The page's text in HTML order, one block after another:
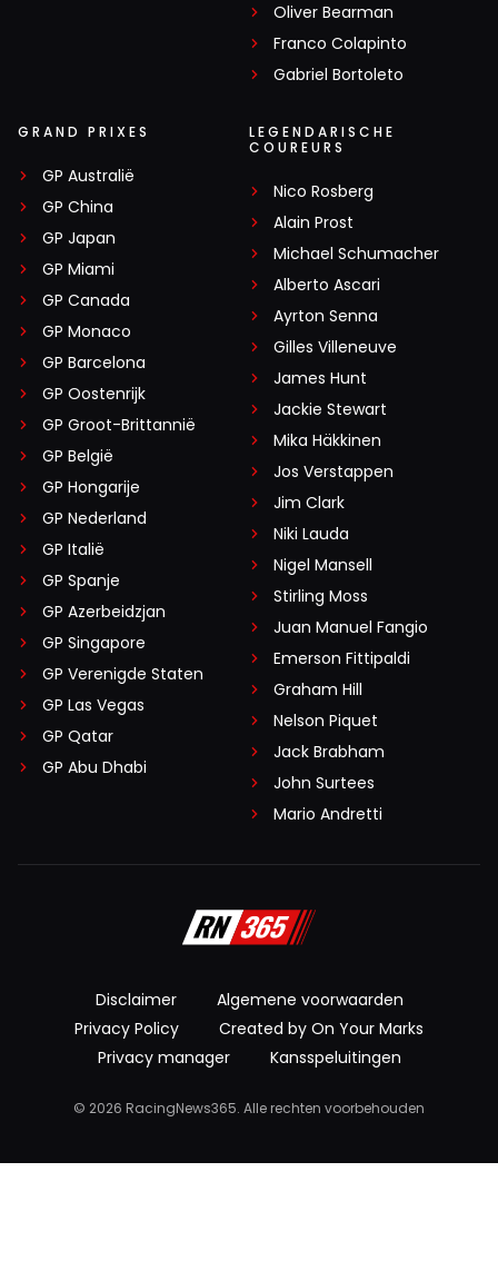
Oliver Bearman
Franco Colapinto
Gabriel Bortoleto
GRAND PRIXES
GP Australië
GP China
GP Japan
GP Miami
GP Canada
GP Monaco
GP Barcelona
GP Oostenrijk
GP Groot-Brittannië
GP België
GP Hongarije
GP Nederland
GP Italië
GP Spanje
GP Azerbeidzjan
GP Singapore
GP Verenigde Staten
GP Las Vegas
GP Qatar
GP Abu Dhabi
LEGENDARISCHE
COUREURS
Nico Rosberg
Alain Prost
Michael Schumacher
Alberto Ascari
Ayrton Senna
Gilles Villeneuve
James Hunt
Jackie Stewart
Mika Häkkinen
Jos Verstappen
Jim Clark
Niki Lauda
Nigel Mansell
Stirling Moss
Juan Manuel Fangio
Emerson Fittipaldi
Graham Hill
Nelson Piquet
Jack Brabham
John Surtees
Mario Andretti
Disclaimer
Algemene voorwaarden
Privacy Policy
Created by On Your Marks
Privacy manager
Kansspeluitingen
© 2026 RacingNews365. Alle rechten voorbehouden